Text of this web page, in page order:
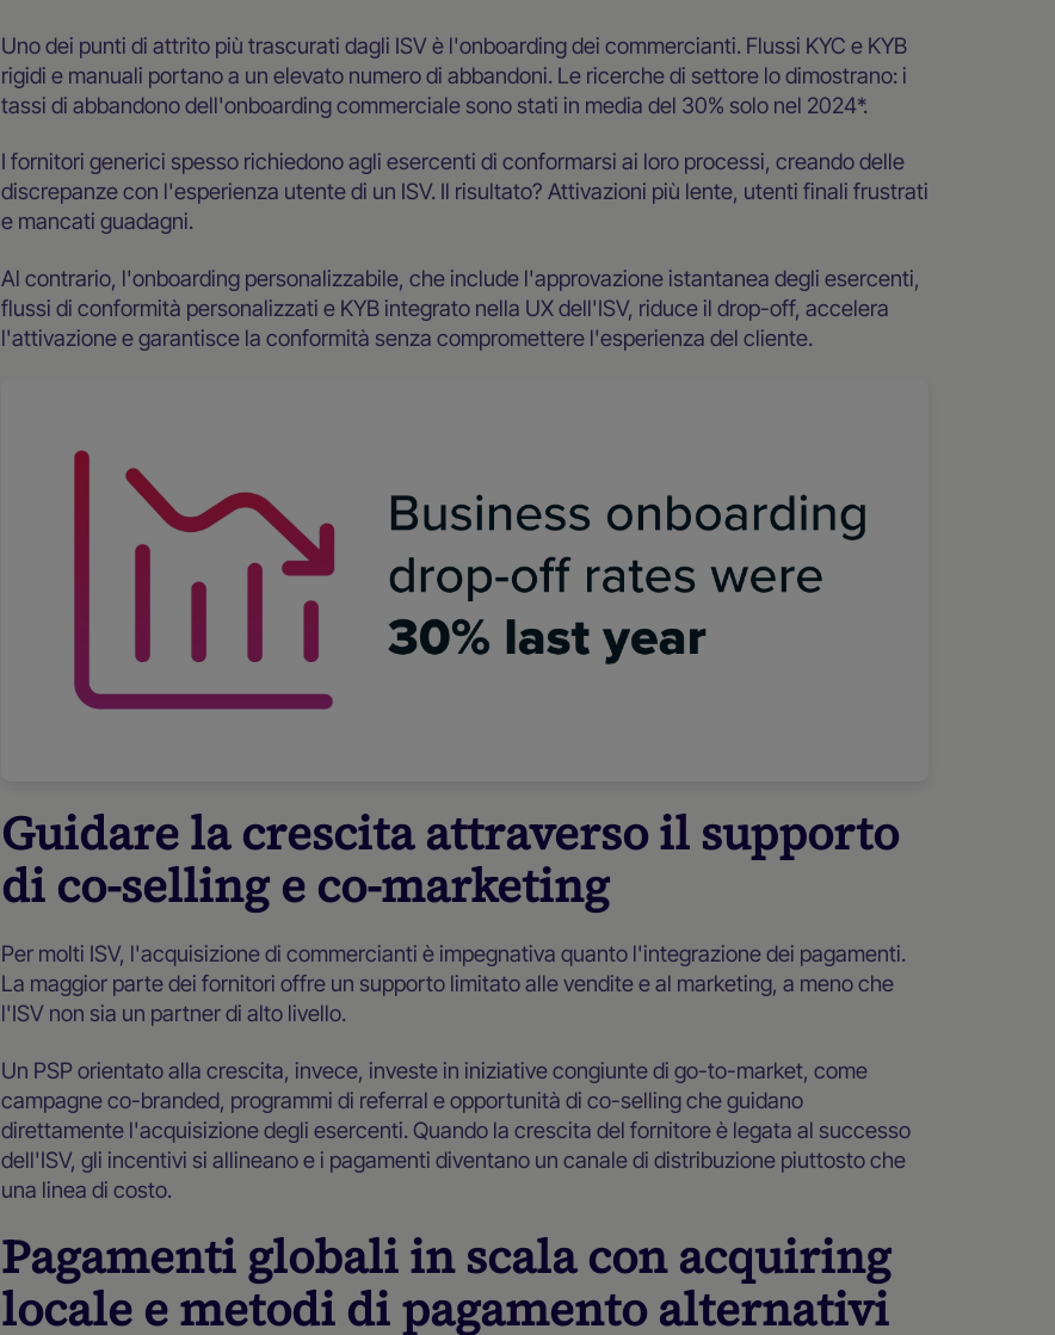
Uno dei punti di attrito più trascurati dagli ISV è l'onboarding dei commercianti. Flussi KYC e KYB
rigidi e manuali portano a un elevato numero di abbandoni. Le ricerche di settore lo dimostrano: i
tassi di abbandono dell'onboarding commerciale sono stati in media del 30% solo nel 2024*.
I fornitori generici spesso richiedono agli esercenti di conformarsi ai loro processi, creando delle
discrepanze con l'esperienza utente di un ISV. Il risultato? Attivazioni più lente, utenti finali frustrati
e mancati guadagni.
Al contrario, l'onboarding personalizzabile, che include l'approvazione istantanea degli esercenti,
flussi di conformità personalizzati e KYB integrato nella UX dell'ISV, riduce il drop-off, accelera
l'attivazione e garantisce la conformità senza compromettere l'esperienza del cliente.
Guidare la crescita attraverso il supporto
di co-selling e co-marketing
Per molti ISV, l'acquisizione di commercianti è impegnativa quanto l'integrazione dei pagamenti.
La maggior parte dei fornitori offre un supporto limitato alle vendite e al marketing, a meno che
l'ISV non sia un partner di alto livello.
Un PSP orientato alla crescita, invece, investe in iniziative congiunte di go-to-market, come
campagne co-branded, programmi di referral e opportunità di co-selling che guidano
direttamente l'acquisizione degli esercenti. Quando la crescita del fornitore è legata al successo
dell'ISV, gli incentivi si allineano e i pagamenti diventano un canale di distribuzione piuttosto che
una linea di costo.
Pagamenti globali in scala con acquiring
locale e metodi di pagamento alternativi